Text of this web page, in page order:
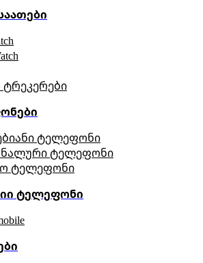
ტრეკერები
ტელეფონი
ტელეფონი
ტელეფონი
ტელეფონი